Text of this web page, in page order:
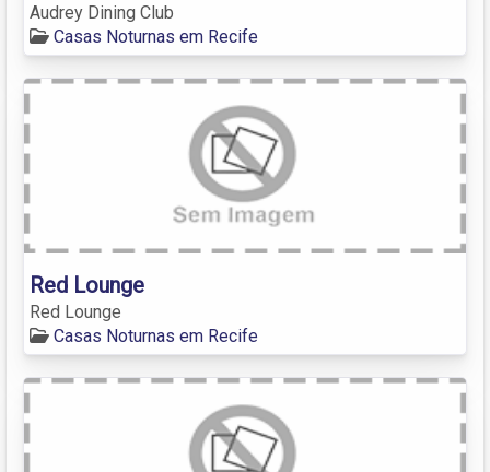
Audrey Dining Club
Casas Noturnas em Recife
Red Lounge
Red Lounge
Casas Noturnas em Recife